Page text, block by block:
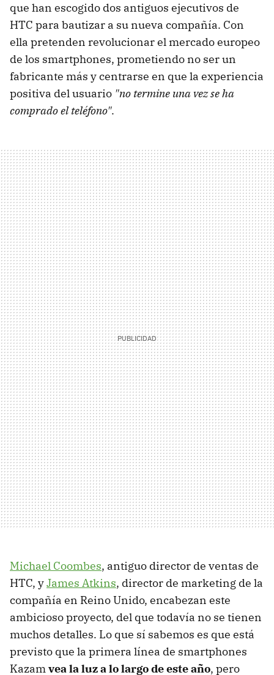
que han escogido dos antiguos ejecutivos de
HTC para bautizar a su nueva compañía. Con
ella pretenden revolucionar el mercado europeo
de los smartphones, prometiendo no ser un
fabricante más y centrarse en que la experiencia
positiva del usuario "no termine una vez se ha
comprado el teléfono".
Michael Coombes, antiguo director de ventas de
HTC, yJames Atkins, director de marketing de la
compañía en Reino Unido, encabezan este
ambicioso proyecto, del que todavía no se tienen
muchos detalles. Lo que sí sabemos es que está
previsto que la primera línea de smartphones
Kazamvea la luz a lo largo de este año, pero